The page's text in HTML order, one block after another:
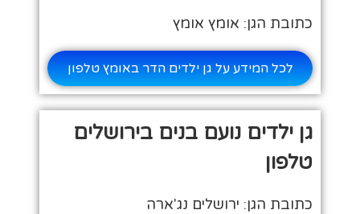
כתובת הגן: אומץ אומץ
לכל המידע על גן ילדים הדר באומץ טלפון
גן ילדים נועם בנים בירושלים
טלפון
כתובת הגן: ירושלים נג'ארה